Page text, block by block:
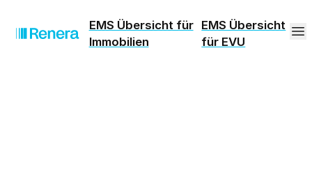
EMS Übersicht für
Immobilien
EMS Übersicht
für EVU